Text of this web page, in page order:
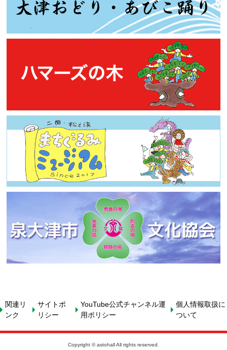
関連リ
ンク
サイトポ
リシー
YouTube公式チャンネル運
用ポリシー
個人情報取扱に
ついて
Copyright © astohall All rights reserved.